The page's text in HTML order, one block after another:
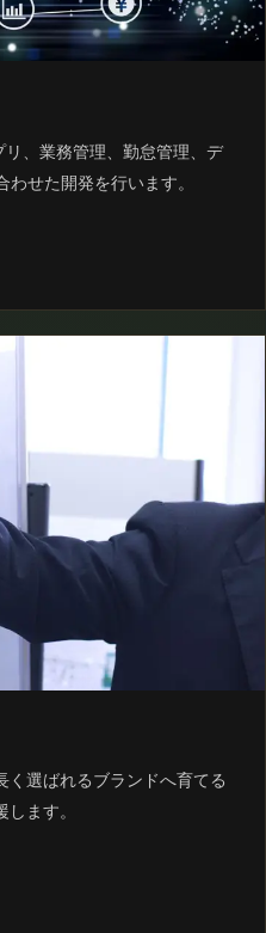
リ、業務管理、勤怠管理、デ
せた開発を行います。
く選ばれるブランドへ育てる
ます。